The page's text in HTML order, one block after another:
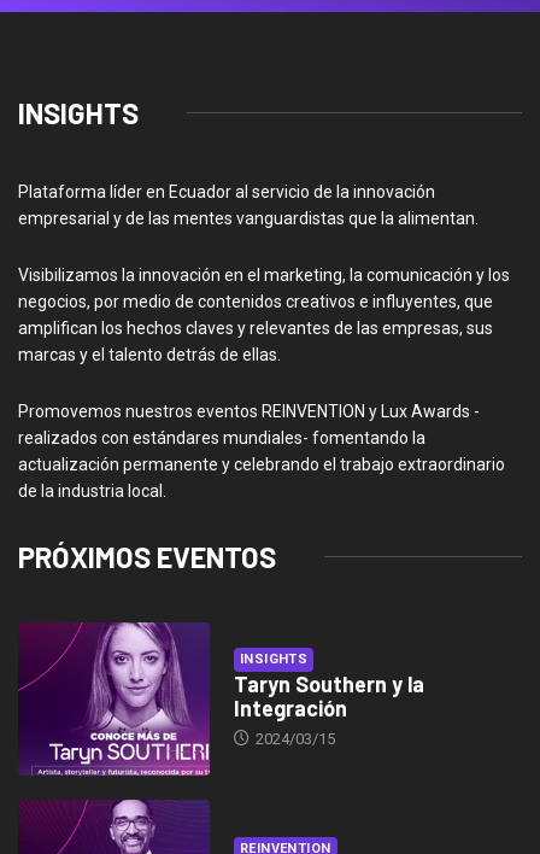
INSIGHTS
Plataforma líder en Ecuador al servicio de la innovación
empresarial y de las mentes vanguardistas que la alimentan.
Visibilizamos la innovación en el marketing, la comunicación y los
negocios, por medio de contenidos creativos e influyentes, que
amplifican los hechos claves y relevantes de las empresas, sus
marcas y el talento detrás de ellas.
Promovemos nuestros eventos REINVENTION y Lux Awards -
realizados con estándares mundiales- fomentando la
actualización permanente y celebrando el trabajo extraordinario
de la industria local.
PRÓXIMOS EVENTOS
INSIGHTS
Taryn Southern y la
Integración
2024/03/15
REINVENTION